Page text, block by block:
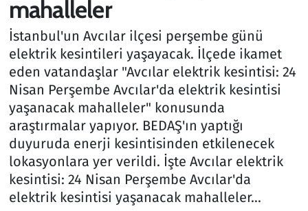
mahalleler
İstanbul'un Avcılar ilçesi perşembe günü
elektrik kesintileri yaşayacak. İlçede ikamet
eden vatandaşlar "Avcılar elektrik kesintisi: 24
Nisan Perşembe Avcılar'da elektrik kesintisi
yaşanacak mahalleler" konusunda
araştırmalar yapıyor. BEDAŞ'ın yaptığı
duyuruda enerji kesintisinden etkilenecek
lokasyonlara yer verildi. İşte Avcılar elektrik
kesintisi: 24 Nisan Perşembe Avcılar'da
elektrik kesintisi yaşanacak mahalleler...
Lezzet Durağı
Memur ve Kamu
Otomobil
Oyun
Ramazan
Resmi İlanlar